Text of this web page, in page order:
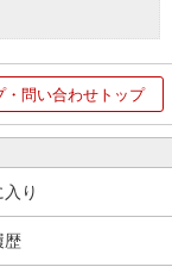
・問い合わせトップ
り
歴